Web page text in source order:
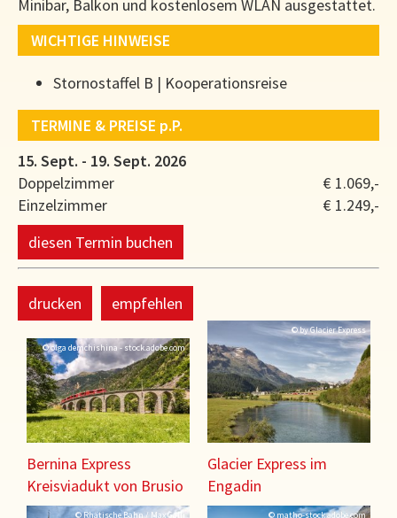
Minibar, Balkon und kostenlosem WLAN ausgestattet.
WICHTIGE HINWEISE
Stornostaffel B | Kooperationsreise
TERMINE & PREISE p.P.
15. Sept. - 19. Sept. 2026
Doppelzimmer
€ 1.069,-
Einzelzimmer
€ 1.249,-
diesen Termin buchen
drucken empfehlen
© olga demchishina - stock.adobe.com
Bernina Express
Kreisviadukt von Brusio
© by Glacier Express
Glacier Express im
Engadin
© Rhätische Bahn / Max Galli © matho-stock.adobe.com